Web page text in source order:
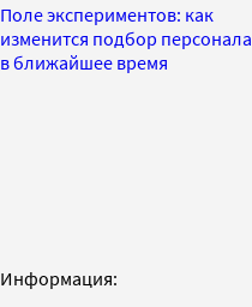
Поле экспериментов: как
изменится подбор персонала
в ближайшее время
Информация: